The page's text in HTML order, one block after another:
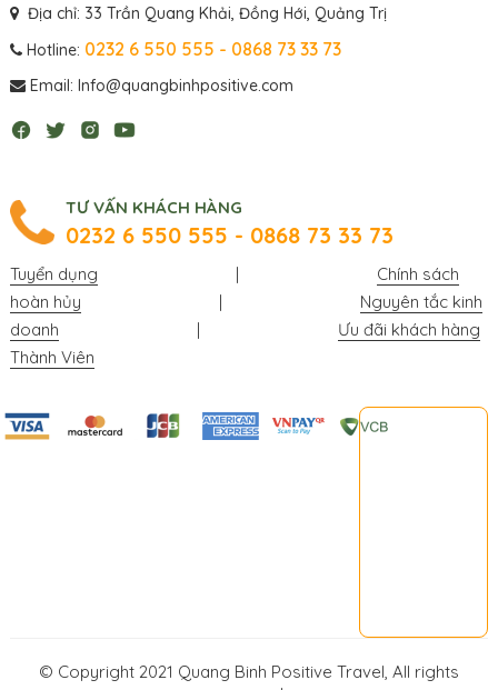
Địa chỉ: 33 Trần Quang Khải, Đồng Hới, Quảng Trị
Hotline: 0232 6 550 555 - 0868 73 33 73
Email: Info@quangbinhpositive.com
TƯ VẤN KHÁCH HÀNG
0232 6 550 555 - 0868 73 33 73
Tuyển dụng |
Chính sách
hoàn hủy
|
Nguyên tắc kinh
doanh
|
Ưu đãi khách hàng
Thành Viên
© Copyright 2021 Quang Binh Positive Travel, All rights